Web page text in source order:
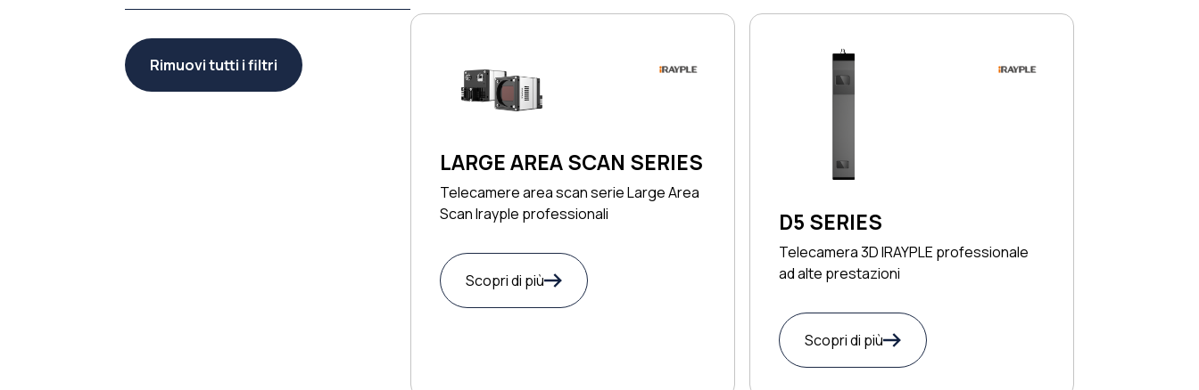
Rimuovi tutti i filtri
LARGE AREA SCAN SERIES
Telecamere area scan serie Large Area
Scan Irayple professionali
Scopri di più
D5 SERIES
Telecamera 3D IRAYPLE professionale
ad alte prestazioni
Scopri di più